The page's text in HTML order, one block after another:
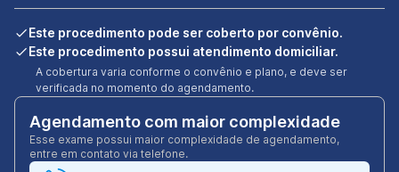
Este procedimento pode ser coberto por convênio.
Este procedimento possui atendimento domiciliar.
A cobertura varia conforme o convênio e plano, e deve ser
verificada no momento do agendamento.
Agendamento com maior complexidade
Esse exame possui maior complexidade de agendamento,
entre em contato via telefone.